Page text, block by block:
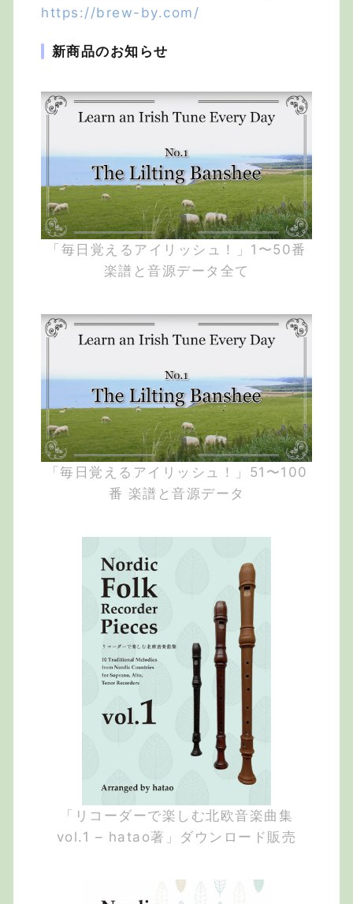
https://brew-by.com/
新商品のお知らせ
「毎日覚えるアイリッシュ！」1〜50番
楽譜と音源データ全て
「毎日覚えるアイリッシュ！」51〜100
番 楽譜と音源データ
「リコーダーで楽しむ北欧音楽曲集
vol.1 – hatao著」ダウンロード販売